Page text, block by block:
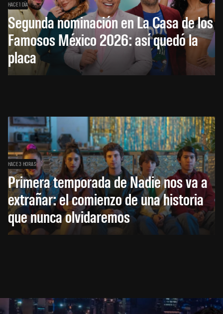
HACE 1 DÍA
Segunda nominación en La Casa de los
Famosos México 2026: así quedó la
placa
HACE 3 HORAS
Primera temporada de Nadie nos va a
extrañar: el comienzo de una historia
que nunca olvidaremos